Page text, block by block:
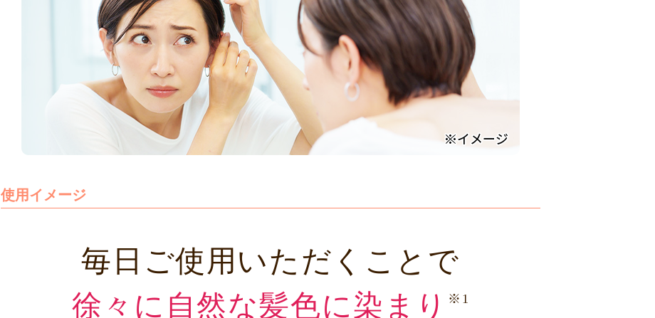
使用イメージ
毎日ご使用いただくことで
徐々に自然な髪色に染まり
※1